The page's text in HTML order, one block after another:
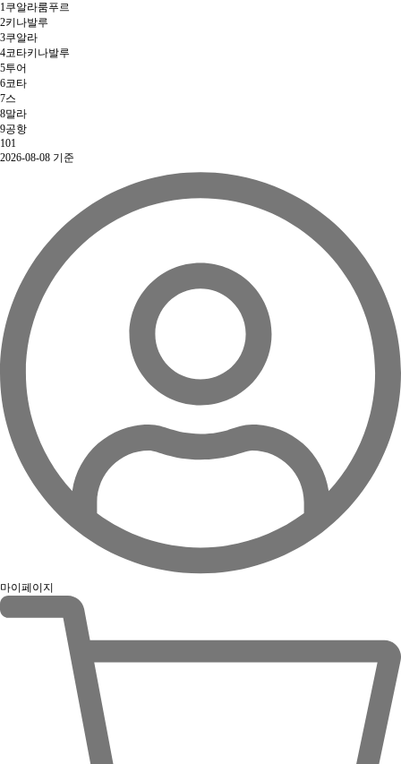
1쿠알라룸푸르
2키나발루
3쿠알라
4코타키나발루
5투어
6코타
7스
8말라
9공항
101
2026-08-08 기준
마이페이지